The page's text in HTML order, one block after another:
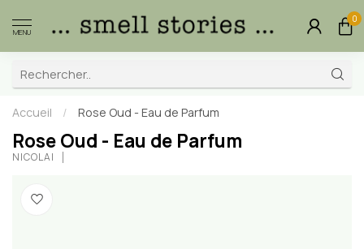
MENU
0
Accueil / Rose Oud - Eau de Parfum
Rose Oud - Eau de Parfum
NICOLAÏ